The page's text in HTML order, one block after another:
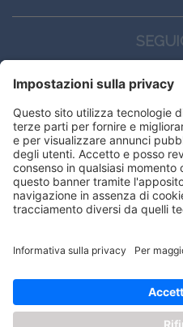
you get the best
Got it!
Viale E. Forlanini,
E-mail:
Lunedì — Giovedì: -
Venerdì: - 08:30 -